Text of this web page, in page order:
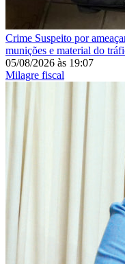
Crime Suspeito por
munições e material do
05/08/2026 às 19:07
Milagre fiscal